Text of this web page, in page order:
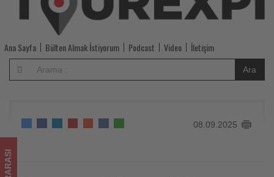
ve
İçecek
Sektöründe
Kadınları
Güçlendirmek
için
‘Programı
Ana Sayfa Bülten Almak İstiyorum Podcast Video İletişim
Ara
08.09.2025